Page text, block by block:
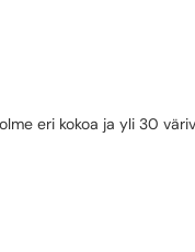
eri kokoa ja yli 30